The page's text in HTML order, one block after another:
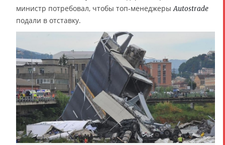
министр потребовал, чтобы топ-менеджеры Autostrade
подали в отставку.